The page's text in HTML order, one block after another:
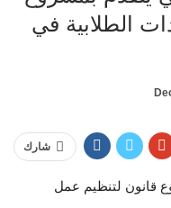
الطلابية في
شارك
قانون لتنظيم عمل